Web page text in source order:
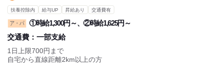
扶養控除内 給与UP 昇給あり 交通費有
ア・パ
①時給1,300円～、②時給1,625円～
交通費： 一部支給
1日上限700円まで
自宅から直線距離2km以上の方